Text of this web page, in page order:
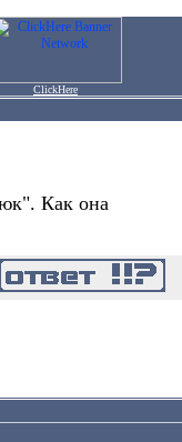
ClickHere
Как она